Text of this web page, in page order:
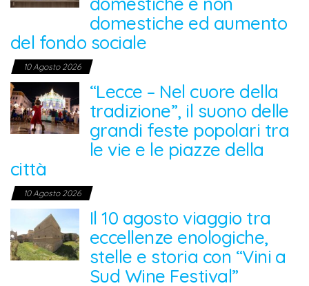
domestiche ed aumento
del fondo sociale
10 Agosto 2026
“Lecce – Nel cuore della
tradizione”, il suono delle
grandi feste popolari tra
le vie e le piazze della
città
10 Agosto 2026
Il 10 agosto viaggio tra
eccellenze enologiche,
stelle e storia con “Vini a
Sud Wine Festival”